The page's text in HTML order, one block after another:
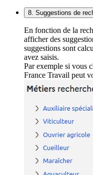
8. Suggestions de
En fonction de la
afficher des
suggestions sont
avez saisis.
Par exemple si vous
France Travail peut